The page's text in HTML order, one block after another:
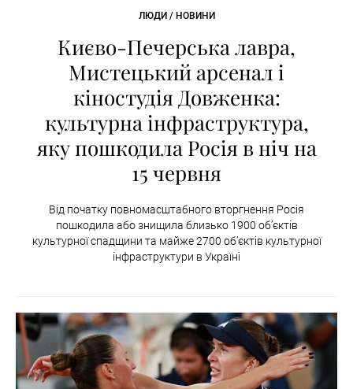
ЛЮДИ / НОВИНИ
Києво-Печерська лавра,
Мистецький арсенал і
кіностудія Довженка:
культурна інфраструктура,
яку пошкодила Росія в ніч на
15 червня
Від початку повномасштабного вторгнення Росія
пошкодила або знищила близько 1900 об’єктів
культурної спадщини та майже 2700 об’єктів культурної
інфраструктури в Україні